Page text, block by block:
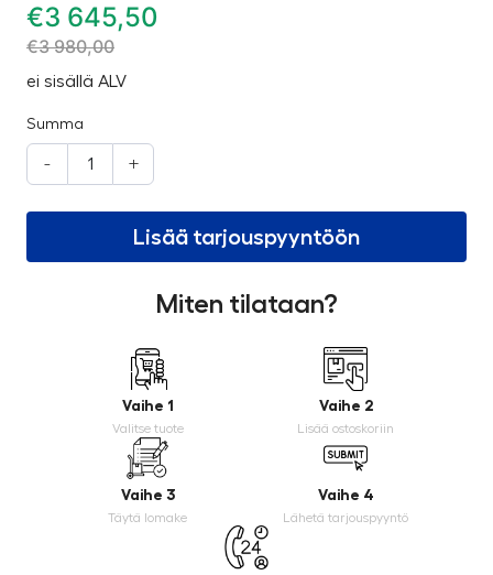
€3 645,50
€3 980,00
ei sisällä ALV
Summa
- +
Lisää tarjouspyyntöön
Miten tilataan?
Vaihe 1
Valitse tuote
Vaihe 2
Lisää ostoskoriin
Vaihe 3
Täytä lomake
Vaihe 4
Lähetä tarjouspyyntö